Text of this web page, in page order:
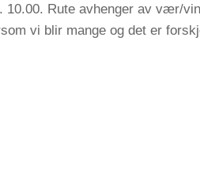
10.00. Rute avhenger av vær/
vi blir mange og det er